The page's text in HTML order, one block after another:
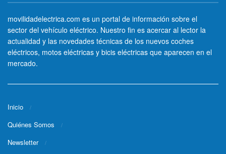
movilidadelectrica.com es un portal de información sobre el
sector del vehículo eléctrico. Nuestro fin es acercar al lector la
actualidad y las novedades técnicas de los nuevos coches
eléctricos, motos eléctricas y bicis eléctricas que aparecen en el
mercado.
Inicio
Quiénes Somos
Newsletter